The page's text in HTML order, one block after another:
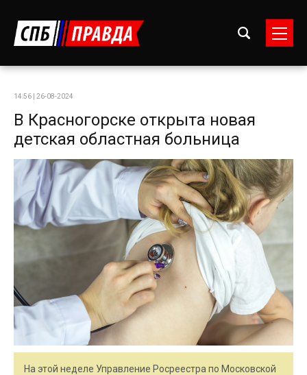
14:56 | 26-08-2024
В Красногорске открыта новая
детская областная больница
На этой неделе Управление Росреестра по Московской